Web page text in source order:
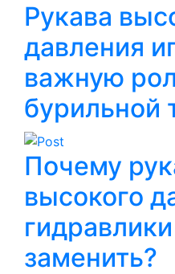
Рукава
давления
важную
бурильной
Почему
высокого
заменить?